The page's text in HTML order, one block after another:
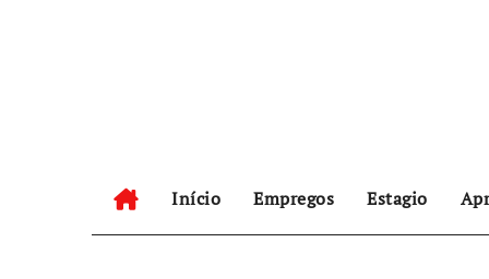
Início Empregos Estagio